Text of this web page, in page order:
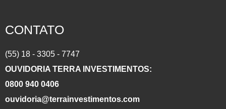
CONTATO
(55) 18 - 3305 - 7747
OUVIDORIA TERRA INVESTIMENTOS:
0800 940 0406
ouvidoria@terrainvestimentos.com